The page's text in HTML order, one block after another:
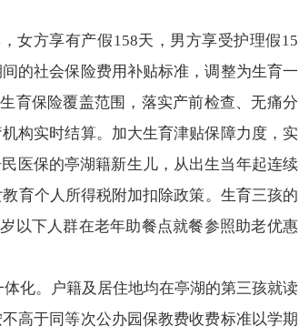
女方享有产假158天，男方享受护理假15
的社会保险费用补贴标准，调整为生育一
育保险覆盖范围，落实产前检查、无痛分
构实时结算。加大生育津贴保障力度，实
医保的亭湖籍新生儿，从出生当年起连续
育个人所得税附加扣除政策。生育三孩的
以下人群在老年助餐点就餐参照助老优惠
化。户籍及居住地均在亭湖的第三孩就读
高于同等次公办园保教费收费标准以学期